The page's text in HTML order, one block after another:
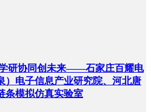
研协同创未来——石家庄百耀电
）电子信息产业研究院、河北唐
条模拟仿真实验室